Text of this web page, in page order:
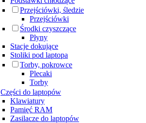
Przejściówki, śledzie
Przejściówki
Środki czyszczące
Płyny
Stacje dokujące
Stoliki pod laptopa
Torby, pokrowce
Plecaki
Torby
Części do laptopów
Klawiatury
Pamięć RAM
Zasilacze do laptopów